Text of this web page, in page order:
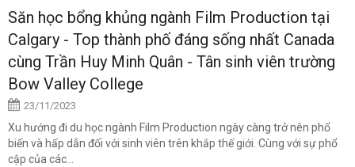
Săn học bổng khủng ngành Film Production tại
Calgary - Top thành phố đáng sống nhất Canada
cùng Trần Huy Minh Quân - Tân sinh viên trường
Bow Valley College
23/11/2023
Xu hướng đi du học ngành Film Production ngày càng trở nên phổ
biến và hấp dẫn đối với sinh viên trên khắp thế giới. Cùng với sự phổ
cập của các...